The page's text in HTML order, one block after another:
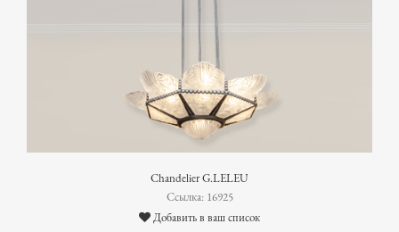
Chandelier G.LELEU
Ссылка: 16925
Добавить в ваш список